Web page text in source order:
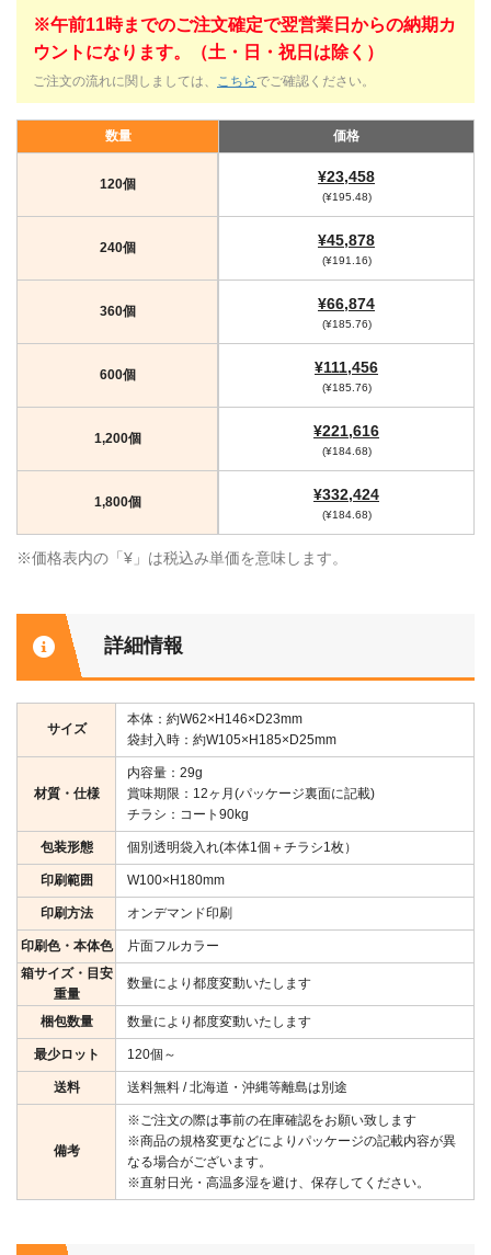
※午前11時までのご注文確定で翌営業日からの納期カ
ウントになります。（土・日・祝日は除く）
ご注文の流れに関しましては、 こちら でご確認ください。
数量 価格
120個 ¥23,458
(¥195.48)
240個 ¥45,878
(¥191.16)
360個 ¥66,874
(¥185.76)
600個 ¥111,456
(¥185.76)
1,200個 ¥221,616
(¥184.68)
1,800個 ¥332,424
(¥184.68)
※価格表内の「¥」は税込み単価を意味します。
詳細情報
サイズ
本体：約W62×H146×D23mm
袋封入時：約W105×H185×D25mm
材質・仕様
内容量：29g
賞味期限：12ヶ月(パッケージ裏面に記載)
チラシ：コート90kg
包装形態 個別透明袋入れ(本体1個＋チラシ1枚）
印刷範囲 W100×H180mm
印刷方法 オンデマンド印刷
印刷色・本体色
片面フルカラー
箱サイズ・目安
重量
数量により都度変動いたします
梱包数量 数量により都度変動いたします
最少ロット 120個～
送料 送料無料 / 北海道・沖縄等離島は別途
備考
※ご注文の際は事前の在庫確認をお願い致します
※商品の規格変更などによりパッケージの記載内容が異
なる場合がございます。
※直射日光・高温多湿を避け、保存してください。